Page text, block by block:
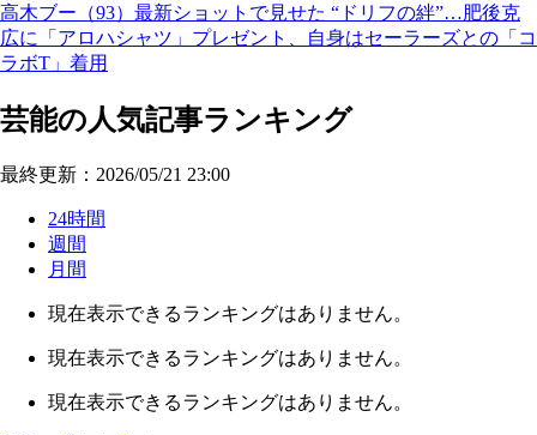
高木ブー（93）最新ショットで見せた “ドリフの絆”…肥後克
広に「アロハシャツ」プレゼント、自身はセーラーズとの「コ
ラボT」着用
芸能の人気記事ランキング
最終更新：2026/05/21 23:00
24時間
週間
月間
現在表示できるランキングはありません。
現在表示できるランキングはありません。
現在表示できるランキングはありません。